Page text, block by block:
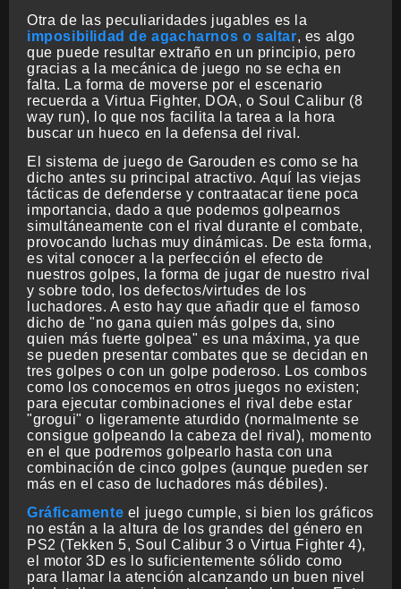
Otra de las peculiaridades jugables es la
imposibilidad de agacharnos o saltar, es algo
que puede resultar extraño en un principio, pero
gracias a la mecánica de juego no se echa en
falta. La forma de moverse por el escenario
recuerda a Virtua Fighter, DOA, o Soul Calibur (8
way run), lo que nos facilita la tarea a la hora
buscar un hueco en la defensa del rival.
El sistema de juego de Garouden es como se ha
dicho antes su principal atractivo. Aquí las viejas
tácticas de defenderse y contraatacar tiene poca
importancia, dado a que podemos golpearnos
simultáneamente con el rival durante el combate,
provocando luchas muy dinámicas. De esta forma,
es vital conocer a la perfección el efecto de
nuestros golpes, la forma de jugar de nuestro rival
y sobre todo, los defectos/virtudes de los
luchadores. A esto hay que añadir que el famoso
dicho de "no gana quien más golpes da, sino
quien más fuerte golpea" es una máxima, ya que
se pueden presentar combates que se decidan en
tres golpes o con un golpe poderoso. Los combos
como los conocemos en otros juegos no existen;
para ejecutar combinaciones el rival debe estar
"grogui" o ligeramente aturdido (normalmente se
consigue golpeando la cabeza del rival), momento
en el que podremos golpearlo hasta con una
combinación de cinco golpes (aunque pueden ser
más en el caso de luchadores más débiles).
Gráficamente el juego cumple, si bien los gráficos
no están a la altura de los grandes del género en
PS2 (Tekken 5, Soul Calibur 3 o Virtua Fighter 4),
el motor 3D es lo suficientemente sólido como
para llamar la atención alcanzando un buen nivel